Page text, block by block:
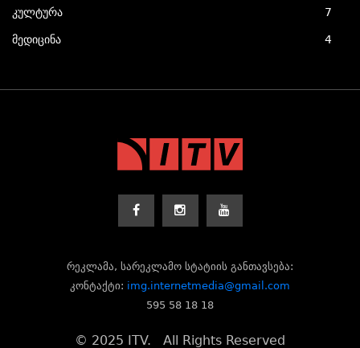
კულტურა 7
მედიცინა 4
რეკლამა, სარეკლამო სტატიის განთავსება:
კონტაქტი: img.internetmedia@gmail.com
595 58 18 18
© 2025 ITV. All Rights Reserved